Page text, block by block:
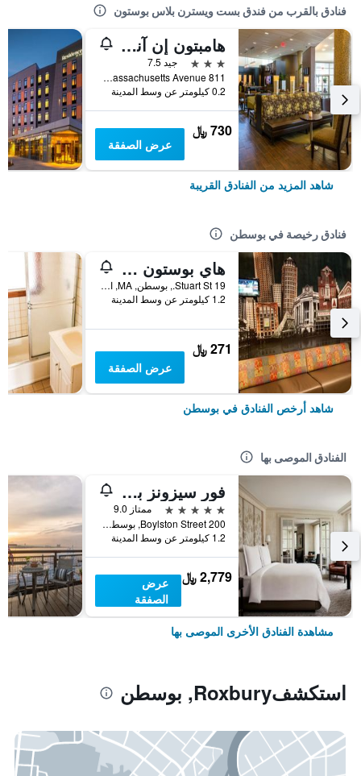
فنادق بالقرب من فندق بست ويسترن بلاس بوستون
هامبتون إن آند سويتس بوسطن كريستاون سنتر
3 نجوم
جيد 7.5
811 Massachusetts Avenue, بوسطن, MA, الولايات المتحدة الأميريكية
0.2 كيلومتر عن وسط المدينة
730 ﷼
عرض الصفقة
شاهد المزيد من الفنادق القريبة
فنادق رخيصة في بوسطن
هاي بوستون - هوستل
19 Stuart St., بوسطن, MA, الولايات المتحدة الأميريكية
1.2 كيلومتر عن وسط المدينة
271 ﷼
عرض الصفقة
شاهد أرخص الفنادق في بوسطن
الفنادق الموصى بها
فور سيزونز بوسطن
5 نجوم
ممتاز 9.0
200 Boylston Street, بوسطن, MA, الولايات المتحدة الأميريكية
1.2 كيلومتر عن وسط المدينة
2,779 ﷼
عرض
الصفقة
مشاهدة الفنادق الأخرى الموصى بها
استكشفRoxbury, بوسطن